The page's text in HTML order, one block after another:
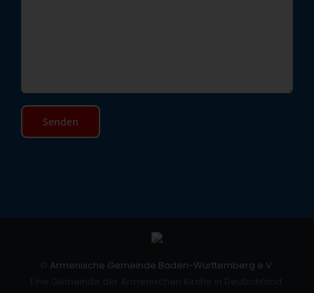
Armenische Gemeinde Baden-Württemberg e.V.